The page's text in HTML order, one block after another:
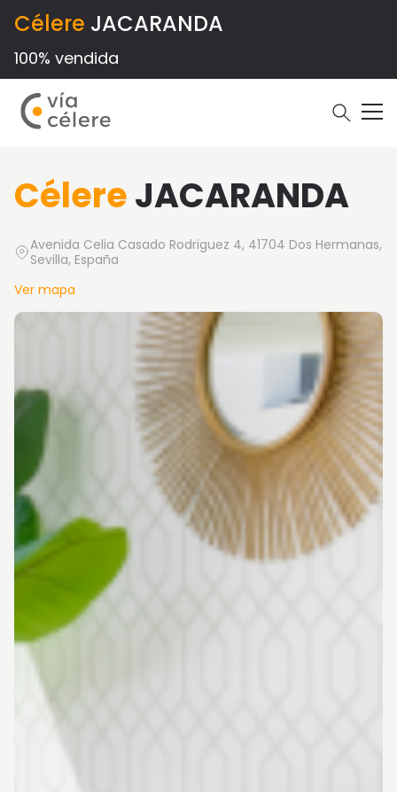
Célere JACARANDA
100% vendida
CélereJACARANDA
Avenida Celia Casado Rodriguez 4, 41704 Dos Hermanas,
Sevilla, España
Ver mapa